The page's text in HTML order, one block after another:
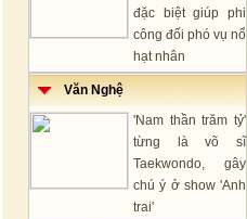
đặc biệt giúp phi
công đối phó vụ nổ
hạt nhân
Văn Nghệ
'Nam thần trăm tỷ'
từng là võ sĩ
Taekwondo, gây
chú ý ở show 'Anh
trai'